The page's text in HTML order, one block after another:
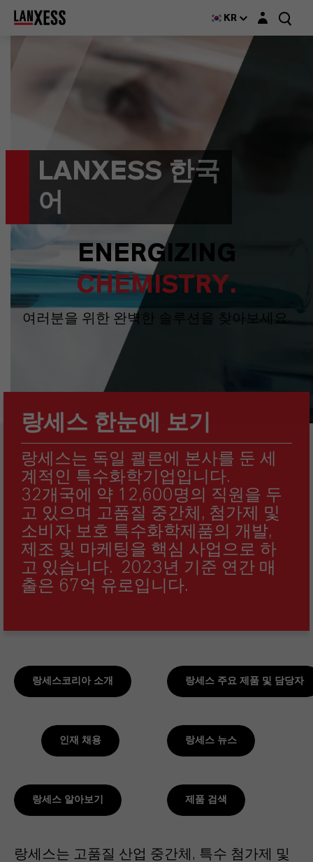
KR
LANXESS 한국
어
ENERGIZING
CHEMISTRY.
여러분을 위한 완벽한 솔루션을 찾아보세요.
랑세스 한눈에 보기
랑세스는 독일 쾰른에 본사를 둔 세
계적인 특수화학기업입니다.
32개국에 약 12,600명의 직원을 두
고 있으며 고품질 중간체, 첨가제 및
소비자 보호 특수화학제품의 개발,
제조 및 마케팅을 핵심 사업으로 하
고 있습니다. 2023년 기준 연간 매
출은 67억 유로입니다.
랑세스코리아 소개 랑세스 주요 제품 및 담당자
인재 채용 랑세스 뉴스
랑세스 알아보기 제품 검색
랑세스는 고품질 산업 중간체, 특수 첨가제 및